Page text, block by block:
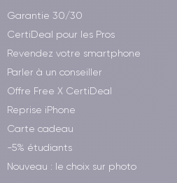
Garantie 30/30
CertiDeal pour les Pros
Revendez votre smartphone
Parler à un conseiller
Offre Free X CertiDeal
Reprise iPhone
Carte cadeau
-5% étudiants
Nouveau : le choix sur photo